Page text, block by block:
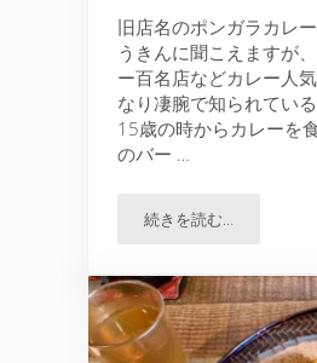
旧店名のポンガラカレ
うきんに聞こえますが
ー百名店などカレー人
なり凄腕で知られてい
15歳の時からカレーを
のバー …
続きを読む…カンテグランデカ